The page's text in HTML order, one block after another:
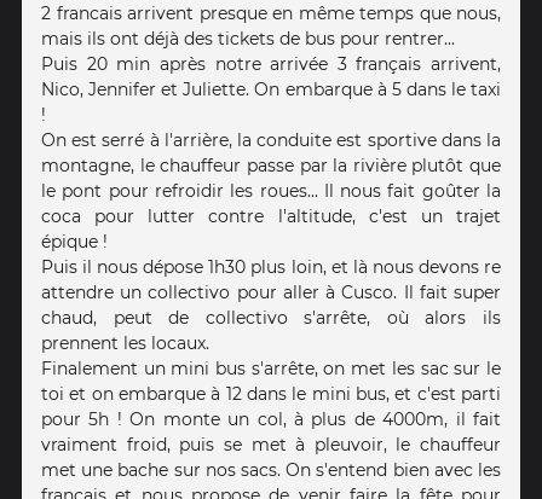
2 francais arrivent presque en même temps que nous,
mais ils ont déjà des tickets de bus pour rentrer...
Puis 20 min après notre arrivée 3 français arrivent,
Nico, Jennifer et Juliette. On embarque à 5 dans le taxi
!
On est serré à l'arrière, la conduite est sportive dans la
montagne, le chauffeur passe par la rivière plutôt que
le pont pour refroidir les roues... Il nous fait goûter la
coca pour lutter contre l'altitude, c'est un trajet
épique !
Puis il nous dépose 1h30 plus loin, et là nous devons re
attendre un collectivo pour aller à Cusco. Il fait super
chaud, peut de collectivo s'arrête, où alors ils
prennent les locaux.
Finalement un mini bus s'arrête, on met les sac sur le
toi et on embarque à 12 dans le mini bus, et c'est parti
pour 5h ! On monte un col, à plus de 4000m, il fait
vraiment froid, puis se met à pleuvoir, le chauffeur
met une bache sur nos sacs. On s'entend bien avec les